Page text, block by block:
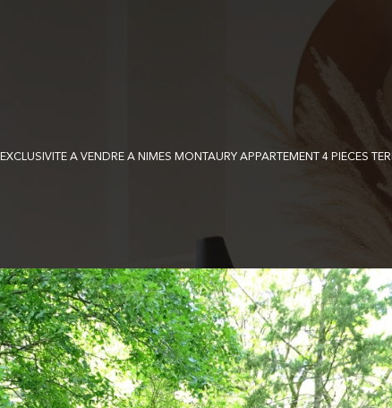
EXCLUSIVITE A VENDRE A NIMES MONTAURY APPARTEMENT 4 PIECES